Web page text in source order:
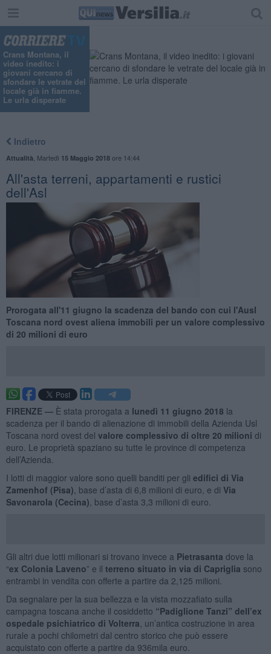
Crans Montana, il
video inedito: i
giovani cercano di
sfondare le vetrate del
locale già in fiamme.
Le urla disperate
Indietro
Attualità Martedì 15 Maggio 2018ore 14:44
All'asta terreni, appartamenti e rustici
dell'Asl
Prorogata all'11 giugno la scadenza del bando con cui l'Ausl
Toscana nord ovest aliena immobili per un valore complessivo
di 20 milioni di euro
FIRENZE — È stata prorogata a lunedì 11 giugno 2018 la
scadenza per il bando di alienazione di immobili della Azienda Usl
Toscana nord ovest del valore complessivo di oltre 20 milioni di
euro. Le proprietà spaziano su tutte le province di competenza
dell’Azienda.
I lotti di maggior valore sono quelli banditi per gli edifici di Via
Zamenhof (Pisa) , base d’asta di 6,8 milioni di euro, e di Via
Savonarola (Cecina) , base d’asta 3,3 milioni di euro.
Gli altri due lotti milionari si trovano invece a Pietrasanta dove la
“ex Colonia Laveno” e il terreno situato in via di Capriglia sono
entrambi in vendita con offerte a partire da 2,125 milioni.
Da segnalare per la sua bellezza e la vista mozzafiato sulla
campagna toscana anche il cosiddetto “Padiglione Tanzi” dell’ex
ospedale psichiatrico di Volterra , un’antica costruzione in area
rurale a pochi chilometri dal centro storico che può essere
acquistato con offerte a partire da 936mila euro.